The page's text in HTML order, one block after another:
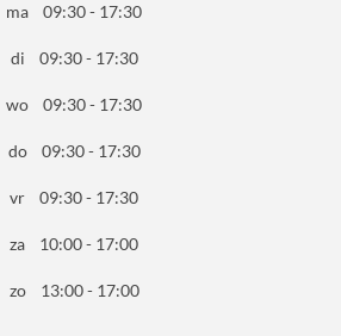
ma 09:30 - 17:30
di 09:30 - 17:30
wo 09:30 - 17:30
do 09:30 - 17:30
vr 09:30 - 17:30
za 10:00 - 17:00
zo 13:00 - 17:00